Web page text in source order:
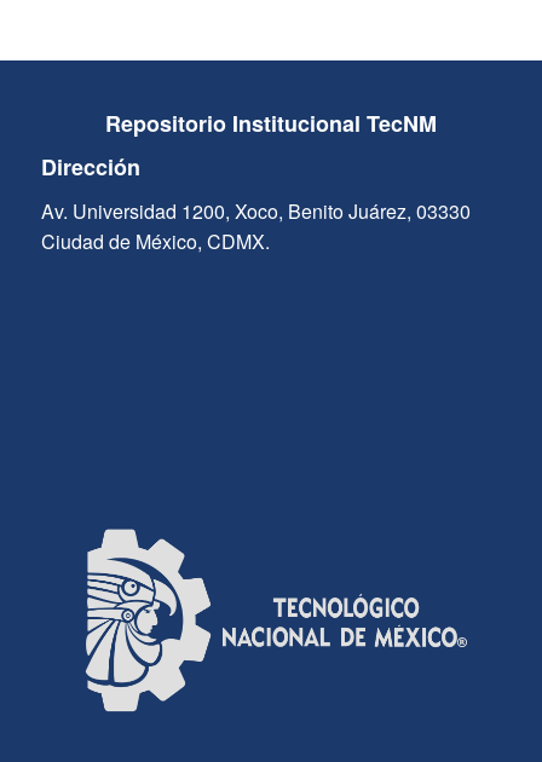
Repositorio Institucional TecNM
Dirección
Av. Universidad 1200, Xoco, Benito Juárez, 03330
Ciudad de México, CDMX.